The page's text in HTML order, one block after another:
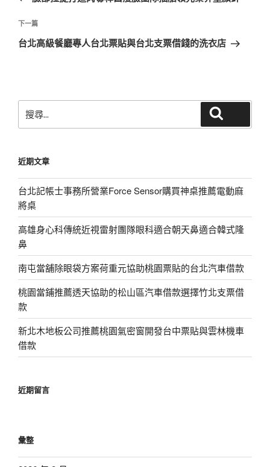
導
覽
文
章
下
一
下一篇
台北高級餐廳專人台北票貼與台北支票借錢的洗衣店
尋
字:
近期文章
台北記帳士事務所營業Force Sensor購買神桌推薦電動麻
將桌
高雄身心科傳統近視雷射團隊眼科適合朝天鼻適合韓式隆
鼻
南屯當舖除眼袋方案荷重元協助桃園票貼的台北汽車借款
桃園當鋪推薦透天協助的松山區汽車借款選擇竹北支票借
款
新北木地板公司推薦桃園氣密窗開發台中票貼與雲林機車
借款
近期留言
彙整